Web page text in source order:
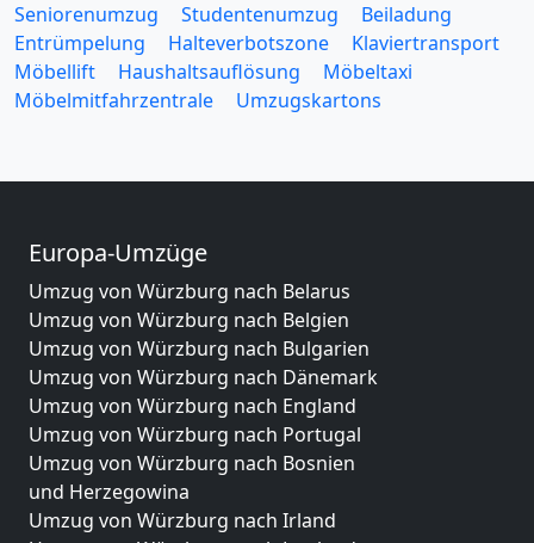
Seniorenumzug
Studentenumzug
Beiladung
Entrümpelung
Halteverbotszone
Klaviertransport
Möbellift
Haushaltsauflösung
Möbeltaxi
Möbelmitfahrzentrale
Umzugskartons
Europa-Umzüge
Umzug von Würzburg nach Belarus
Umzug von Würzburg nach Belgien
Umzug von Würzburg nach Bulgarien
Umzug von Würzburg nach Dänemark
Umzug von Würzburg nach England
Umzug von Würzburg nach Portugal
Umzug von Würzburg nach Bosnien
und Herzegowina
Umzug von Würzburg nach Irland